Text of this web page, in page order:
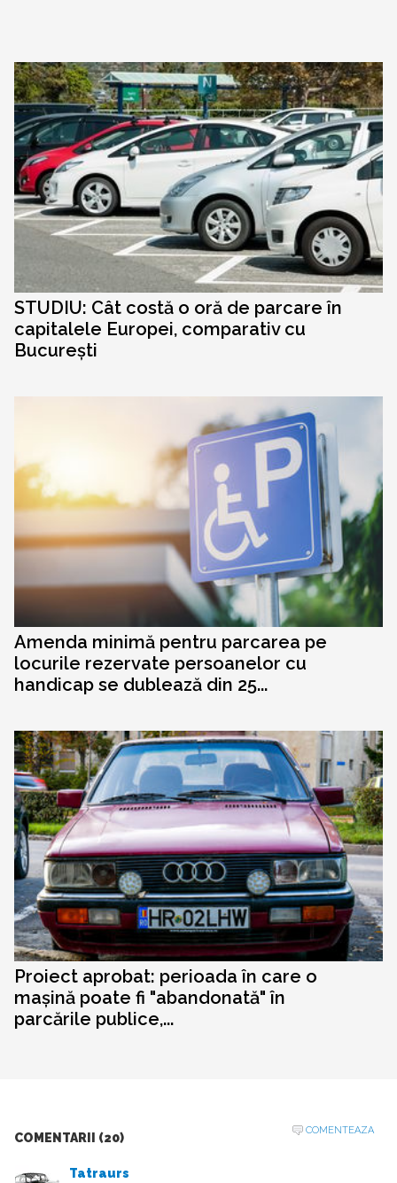
STUDIU: Cât costă o oră de parcare în
capitalele Europei, comparativ cu
București
Amenda minimă pentru parcarea pe
locurile rezervate persoanelor cu
handicap se dublează din 25...
Proiect aprobat: perioada în care o
mașină poate fi "abandonată" în
parcările publice,...
COMENTARII (20)
COMENTEAZA
Tatraurs